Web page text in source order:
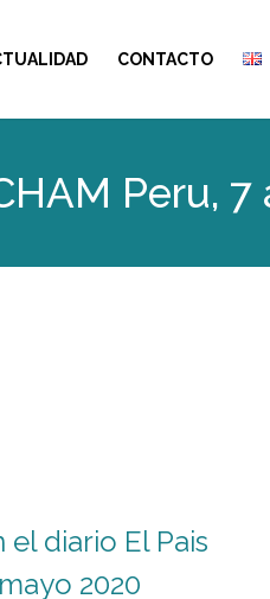
CONTACTO
Peru,
el diario El Pais
2020